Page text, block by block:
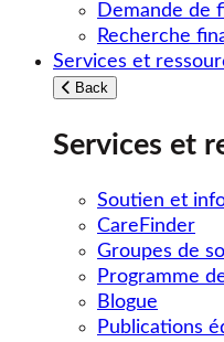
Demande de
Recherche
Services et
Back
Services et
Soutien et
CareFinder
Groupes de
Programme
Blogue
Publications